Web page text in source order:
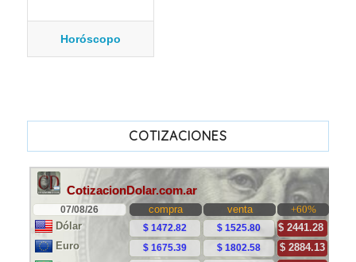
Horóscopo
COTIZACIONES